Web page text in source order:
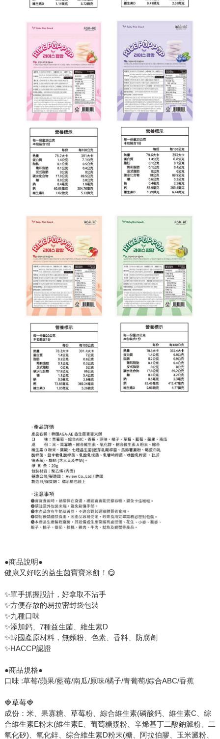
●商品說明●
健康又好吃的益生菌寶寶米餅！😋
✨單手抓握設計，好拿取不沾手
✨方便存放的易拉密封袋包裝
✨九種口味
✨添加鈣、7種益生菌、維生素D
✨韓國產原材料，無麵粉、色素、香料、防腐劑
✨HACCP認證
●商品規格●
口味 :草莓/蘋果/藍莓/南瓜/原味/橘子/青葡萄/綜合ABC/香蕉
🍓草莓🍓
成份：米、果寡糖、草莓粉、綜合維生素(磷酸鈣、維生素C、綜
合維生素E粉末(維生素E、葡萄糖漿粉、辛烯基丁二酸鈉澱粉、二
氧化矽)、氧化鋅、綜合維生素D粉末(糖、阿拉伯膠、玉米澱粉、